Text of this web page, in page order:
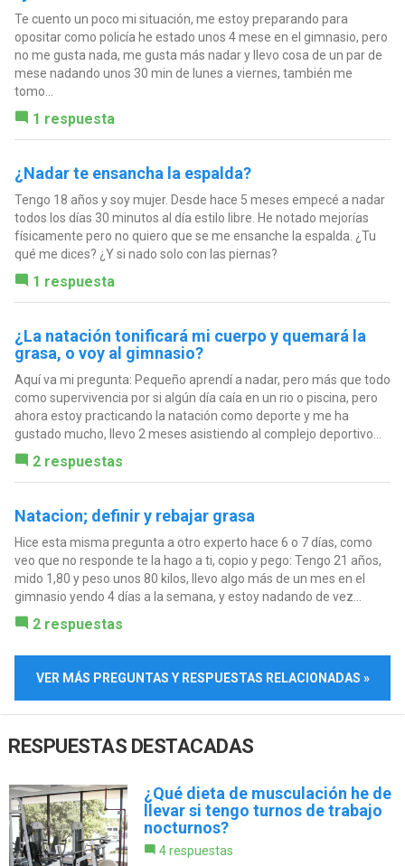
Te cuento un poco mi situación, me estoy preparando para
opositar como policía he estado unos 4 mese en el gimnasio, pero
no me gusta nada, me gusta más nadar y llevo cosa de un par de
mese nadando unos 30 min de lunes a viernes, también me
tomo...
1 respuesta
¿Nadar te ensancha la espalda?
Tengo 18 años y soy mujer. Desde hace 5 meses empecé a nadar
todos los días 30 minutos al día estilo libre. He notado mejorías
físicamente pero no quiero que se me ensanche la espalda. ¿Tu
qué me dices? ¿Y si nado solo con las piernas?
1 respuesta
¿La natación tonificará mi cuerpo y quemará la
grasa, o voy al gimnasio?
Aquí va mi pregunta: Pequeño aprendí a nadar, pero más que todo
como supervivencia por si algún día caía en un rio o piscina, pero
ahora estoy practicando la natación como deporte y me ha
gustado mucho, llevo 2 meses asistiendo al complejo deportivo...
2 respuestas
Natacion; definir y rebajar grasa
Hice esta misma pregunta a otro experto hace 6 o 7 días, como
veo que no responde te la hago a ti, copio y pego: Tengo 21 años,
mido 1,80 y peso unos 80 kilos, llevo algo más de un mes en el
gimnasio yendo 4 días a la semana, y estoy nadando de vez...
2 respuestas
VER MÁS PREGUNTAS Y RESPUESTAS RELACIONADAS »
RESPUESTAS DESTACADAS
¿Qué dieta de musculación he de
llevar si tengo turnos de trabajo
nocturnos?
4 respuestas